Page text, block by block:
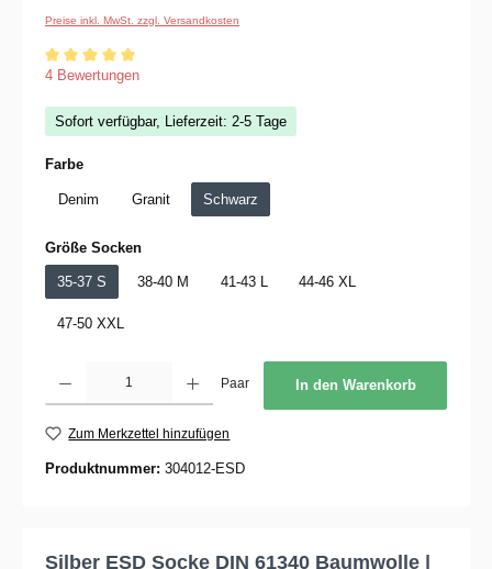
Preise inkl. MwSt. zzgl. Versandkosten
Durchschnittliche Bewertung von 5 von 5 Sternen
4 Bewertungen
Sofort verfügbar, Lieferzeit: 2-5 Tage
Farbeauswählen
Denim Granit Schwarz
Größe Sockenauswählen
35-37 S 38-40 M 41-43 L 44-46 XL
47-50 XXL
Paar In den Warenkorb
Zum Merkzettel hinzufügen
Produktnummer: 304012-ESD
Silber ESD Socke DIN 61340 Baumwolle |